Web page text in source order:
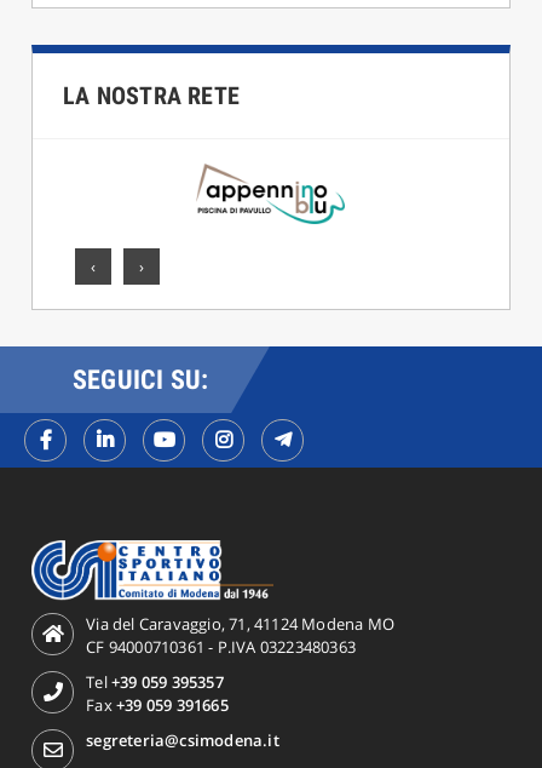
LA NOSTRA RETE
‹ ›
SEGUICI SU:
Via del Caravaggio, 71, 41124 Modena MO
CF 94000710361 - P.IVA 03223480363
Tel+39 059 395357
Fax+39 059 391665
segreteria@csimodena.it